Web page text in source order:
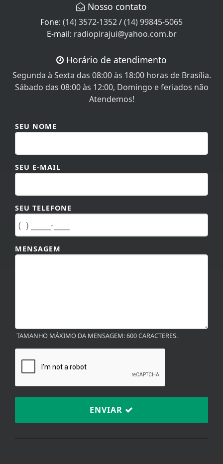
(14) 3572-1352/(14) 99845-5065
E-mail:radiopirajui@yahoo.com.br
Segunda à Sexta das 08:00 às 18:00 horas de Brasília.
Sábado das 08:00 às 12:00, Domingo e feriados não
Atendemos!
SEU E-MAIL
SEU TELEFONE
MENSAGEM
ENVIAR